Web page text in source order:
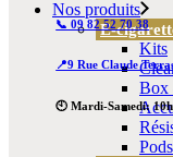
Nos produits
E-
Kits
Box
Pods
📞 09 82 52 70 38
📍9 Rue Claude
🕙 Mardi-Samedi: